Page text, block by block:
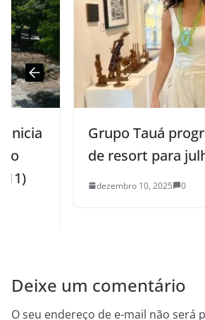
Grupo Tauá programa
de resort para julho
dezembro 10, 2025 0
Deixe um comentário
O seu endereço de e-mail não será